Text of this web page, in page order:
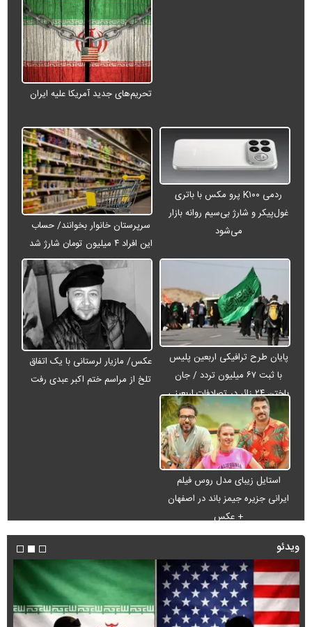
تحریم‌های جدید آمریکا علیه ایران
ردمی K۱۰۰ پرو مکس با باتری
غول‌پیکر و شارژ بی‌سیم روانه بازار
می‌شود
سرپرستان خانوار بخوانند/ حساب
این افراد ۴ میلیون تومان شارژ شد
پایان طرح ترافیکی اربعین پلیس
با ثبت ۶۷ میلیون تردد / جان
باختن ۲۴ زائر در تصادفات اربعینی
عکس/ مازیار لرستانی با یک اتفاق
تلخ از مراسم ختم اکبر عبدی رفت
استایل زیبای مدل روس فیلم
ایرانی جزیره جیمز باند در اصفهان
+ عکس
ویدئو